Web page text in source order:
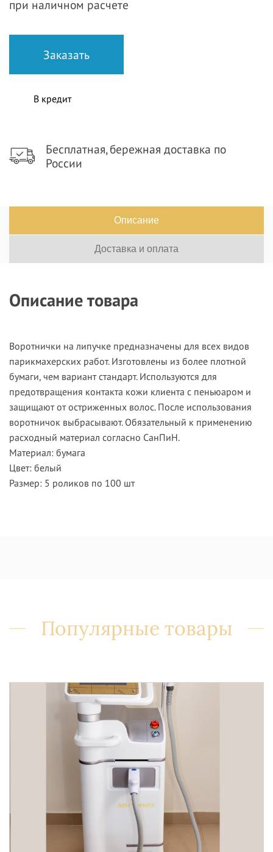
при наличном расчете
В кредит
Бесплатная, бережная доставка по
России
Описание
Доставка и оплата
Описание товара
Воротнички на липучке предназначены для всех видов
парикмахерских работ. Изготовлены из более плотной
бумаги, чем вариант стандарт. Используются для
предотвращения контакта кожи клиента с пеньюаром и
защищают от остриженных волос. После использования
воротничок выбрасывают. Обязательный к применению
расходный материал согласно СанПиН.
Материал: бумага
Цвет: белый
Размер: 5 роликов по 100 шт
Популярные товары